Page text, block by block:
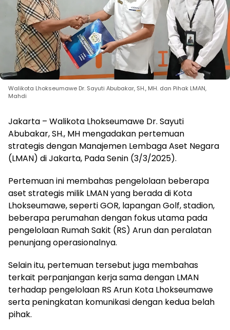
Walikota Lhokseumawe Dr. Sayuti Abubakar, SH., MH. dan Pihak LMAN,
Mahdi
Jakarta – Walikota Lhokseumawe Dr. Sayuti
Abubakar, SH., MH mengadakan pertemuan
strategis dengan Manajemen Lembaga Aset Negara
(LMAN) di Jakarta, Pada Senin (3/3/2025).
Pertemuan ini membahas pengelolaan beberapa
aset strategis milik LMAN yang berada di Kota
Lhokseumawe, seperti GOR, lapangan Golf, stadion,
beberapa perumahan dengan fokus utama pada
pengelolaan Rumah Sakit (RS) Arun dan peralatan
penunjang operasionalnya.
Selain itu, pertemuan tersebut juga membahas
terkait perpanjangan kerja sama dengan LMAN
terhadap pengelolaan RS Arun Kota Lhokseumawe
serta peningkatan komunikasi dengan kedua belah
pihak.